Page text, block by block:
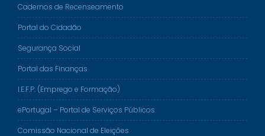
Cadernos de Recenseamento
Portal do Cidadão
Segurança Social
Portal das Finanças
I.E.F.P. (Emprego e Formação)
ePortugal – Portal de Serviços Públicos
Comissão Nacional de Eleições